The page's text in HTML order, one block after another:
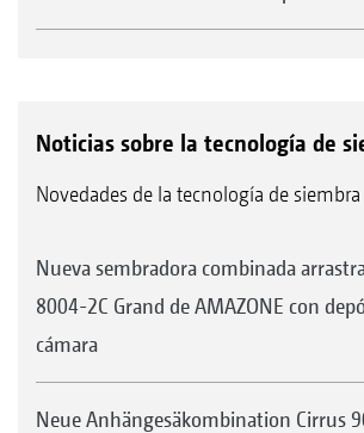
Noticias sobre la tecnología de
Novedades de la tecnología de siembra
Nueva sembradora combinada
8004-2C Grand de AMAZONE con
cámara
Neue Anhängesäkombination Cirrus